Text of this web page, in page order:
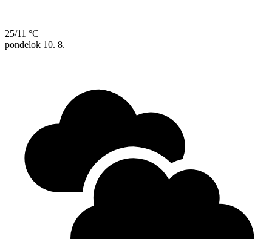
25/11 °C
pondelok 10. 8.